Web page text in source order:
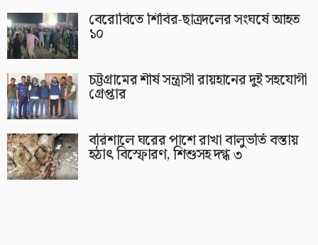
বেরোবিতে শিবির-ছাত্রদলের সংঘর্ষে আহত
১০
চট্টগ্রামের শীর্ষ সন্ত্রাসী রায়হানের দুই সহযোগী
গ্রেপ্তার
বরিশালে ঘরের পাশে রাখা বালুভর্তি বস্তায়
হঠাৎ বিস্ফোরণ, শিশুসহ দগ্ধ ৩